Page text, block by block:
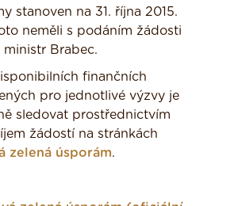
stanoven na 31. října 2015.
neměli s podáním žádosti
ministr Brabec.
finančních
pro jednotlivé výzvy je
sledovat prostřednictvím
žádostí na stránkách
zelená úsporám.